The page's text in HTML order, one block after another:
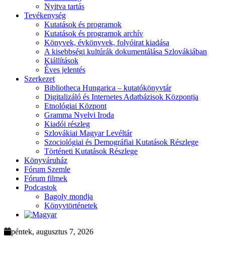
Nyitva tartás
Tevékenység
Kutatások és programok
Kutatások és programok archív
Könyvek, évkönyvek, folyóirat kiadása
A kisebbségi kultúrák dokumentálása Szlovákiában
Kiállítások
Éves jelentés
Szerkezet
Bibliotheca Hungarica – kutatókönyvtár
Digitalizáló és Internetes Adatbázisok Központja
Etnológiai Központ
Gramma Nyelvi Iroda
Kiadói részleg
Szlovákiai Magyar Levéltár
Szociológiai és Demográfiai Kutatások Részlege
Történeti Kutatások Részlege
Könyváruház
Fórum Szemle
Fórum filmek
Podcastok
Bagoly mondja
Könyvtörténetek
péntek, augusztus 7, 2026